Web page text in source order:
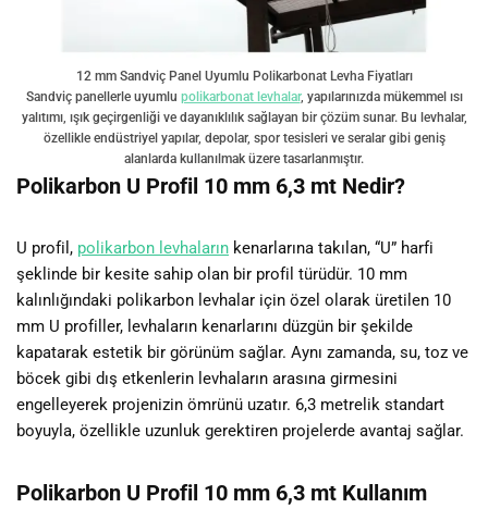
12 mm Sandviç Panel Uyumlu Polikarbonat Levha Fiyatları
Sandviç panellerle uyumlu polikarbonat levhalar, yapılarınızda mükemmel ısı
yalıtımı, ışık geçirgenliği ve dayanıklılık sağlayan bir çözüm sunar. Bu levhalar,
özellikle endüstriyel yapılar, depolar, spor tesisleri ve seralar gibi geniş
alanlarda kullanılmak üzere tasarlanmıştır.
Polikarbon U Profil 10 mm 6,3 mt Nedir?
U profil, polikarbon levhaların kenarlarına takılan, “U” harfi
şeklinde bir kesite sahip olan bir profil türüdür. 10 mm
kalınlığındaki polikarbon levhalar için özel olarak üretilen 10
mm U profiller, levhaların kenarlarını düzgün bir şekilde
kapatarak estetik bir görünüm sağlar. Aynı zamanda, su, toz ve
böcek gibi dış etkenlerin levhaların arasına girmesini
engelleyerek projenizin ömrünü uzatır. 6,3 metrelik standart
boyuyla, özellikle uzunluk gerektiren projelerde avantaj sağlar.
Polikarbon U Profil 10 mm 6,3 mt Kullanım